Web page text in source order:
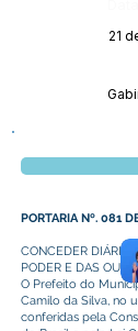
21
PORTARIA Nº. 081
CONCEDER
PODER E DAS
O Prefeito do
Camilo da Silva, no
conferidas pela